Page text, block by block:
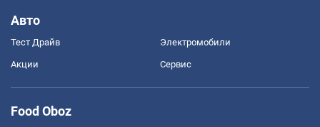
Авто
Тест Драйв Электромобили
Акции Сервис
Food Oboz